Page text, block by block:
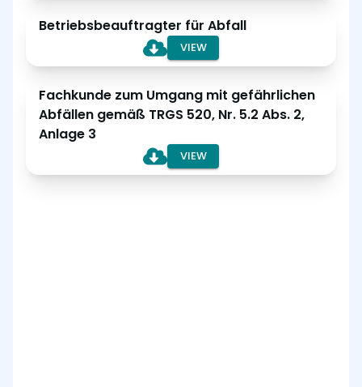
Betriebsbeauftragter für Abfall
VIEW
Fachkunde zum Umgang mit gefährlichen
Abfällen gemäß TRGS 520, Nr. 5.2 Abs. 2,
Anlage 3
VIEW